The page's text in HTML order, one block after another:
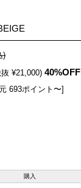
)
¥21,000) 40%OFF
693ポイント〜]
購入